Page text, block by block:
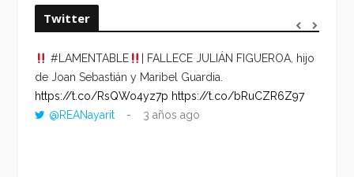
Twitter
#LAMENTABLE
| FALLECE JULIÁN FIGUEROA, hijo
de Joan Sebastián y Maribel Guardia.
https://t.co/RsQWo4yz7p https://t.co/bRuCZR6Z97
@REANayarit
3 años ago